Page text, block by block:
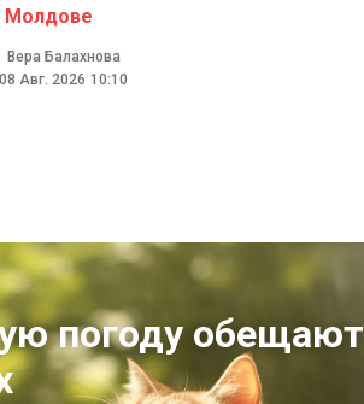
Молдове
Вера Балахнова
08 Авг. 2026 10:10
погоду обещают